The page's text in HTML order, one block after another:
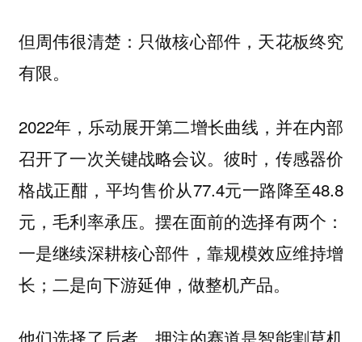
但周伟很清楚：只做核心部件，天花板终究
有限。
2022年，乐动展开第二增长曲线，并在内部
召开了一次关键战略会议。彼时，传感器价
格战正酣，平均售价从77.4元一路降至48.8
元，毛利率承压。摆在面前的选择有两个：
一是继续深耕核心部件，靠规模效应维持增
长；二是向下游延伸，做整机产品。